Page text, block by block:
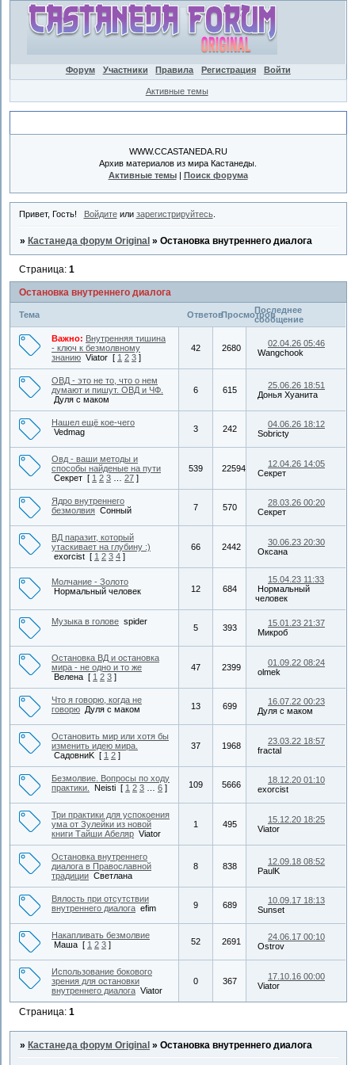
Форум Участники Правила Регистрация Войти
Активные темы
WWW.CCASTANEDA.RU
Архив материалов из мира Кастанеды.
Активные темы| Поиск форума
Привет, Гость! Войдитеили зарегистрируйтесь.
» Кастанеда форум Original »Остановка внутреннего диалога
Остановка внутреннего диалога
Страница:1
Тема ОтветовПросмотровПоследнее
сообщение
Важно: Внутренняя тишина
- ключ к безмолвному
знанию Viator [ 1 2 3 ]
42 2680
02.04.26 05:46
Wangchook
ОВД - это не то, что о нем
думают и пишут. ОВД и ЧФ.
Дуля с маком
6 615
25.06.26 18:51
Донья Хуанита
Нашел ещё кое-чего
Vedmag
3 242
04.06.26 18:12
Sobricty
Овд - ваши методы и
способы найденые на пути
Секрет [ 1 2 3 27 ]
539 22594
12.04.26 14:05
Секрет
Ядро внутреннего
безмолвия Сонный 7 570
28.03.26 00:20
Секрет
ВД паразит, который
утаскивает на глубину :)
exorcist [ 1 2 3 4 ]
66 2442
30.06.23 20:30
Оксана
Молчание - Золото
Нормальный человек
12 684
15.04.23 11:33
Нормальный
человек
Музыка в голове spider
5 393
15.01.23 21:37
Микроб
Остановка ВД и остановка
мира - не одно и то же
Велена [ 1 2 3 ]
47 2399
01.09.22 08:24
olmek
Что я говорю, когда не
говорю Дуля с маком 13 699
16.07.22 00:23
Дуля с маком
Остановить мир или хотя бы
изменить идею мира.
СадовниK [ 1 2 ]
37 1968
23.03.22 18:57
fractal
Безмолвие. Вопросы по ходу
практики.
Neisti [ 1 2 3 6 ] 109 5666
18.12.20 01:10
exorcist
Три практики для успокоения
ума от Зулейки из новой
книги Тайши Абеляр Viator
1 495
15.12.20 18:25
Viator
Остановка внутреннего
диалога в Православной
традиции Светлана
8 838
12.09.18 08:52
PaulK
Вялость при отсутствии
внутреннего диалога efim 9 689
10.09.17 18:13
Sunset
Накапливать безмолвие
Маша [ 1 2 3 ] 52 2691
24.06.17 00:10
Ostrov
Использование бокового
зрения для остановки
внутреннего диалога Viator
0 367
17.10.16 00:00
Viator
Страница:1
»Кастанеда форум Original »Остановка внутреннего диалога